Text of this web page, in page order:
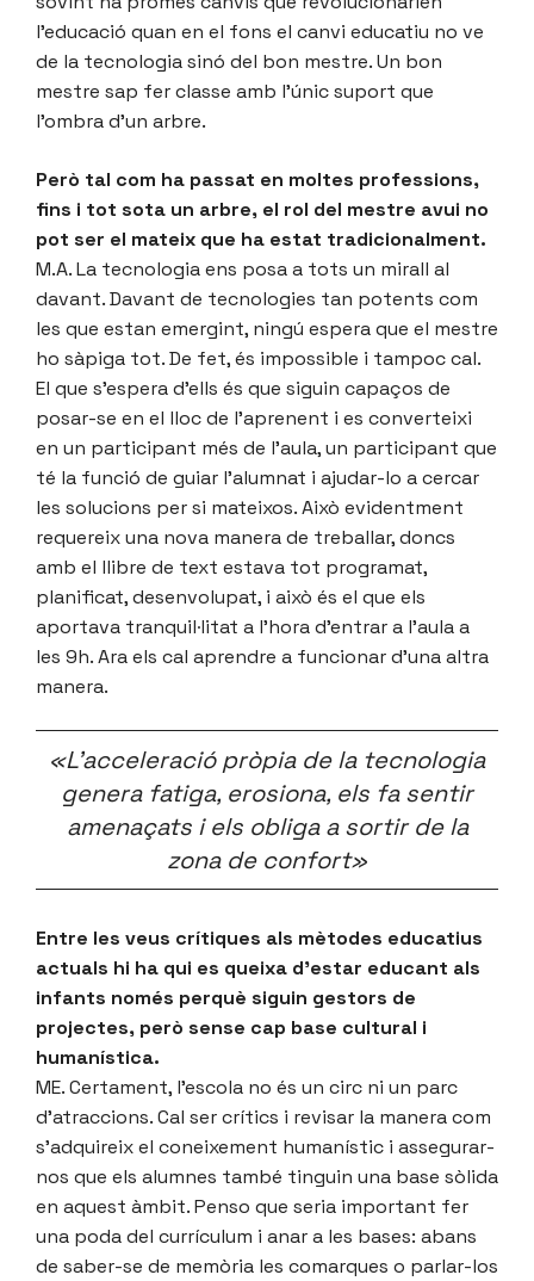
l’educació quan en el fons el canvi educatiu no ve
de la tecnologia sinó del bon mestre. Un bon
mestre sap fer classe amb l’únic suport que
l’ombra d’un arbre.
Però tal com ha passat en moltes professions,
fins i tot sota un arbre, el rol del mestre avui no
pot ser el mateix que ha estat tradicionalment.
M.A. La tecnologia ens posa a tots un mirall al
davant. Davant de tecnologies tan potents com
les que estan emergint, ningú espera que el mestre
ho sàpiga tot. De fet, és impossible i tampoc cal.
El que s’espera d’ells és que siguin capaços de
posar-se en el lloc de l’aprenent i es converteixi
en un participant més de l’aula, un participant que
té la funció de guiar l’alumnat i ajudar-lo a cercar
les solucions per si mateixos. Això evidentment
requereix una nova manera de treballar, doncs
amb el llibre de text estava tot programat,
planificat, desenvolupat, i això és el que els
aportava tranquil·litat a l’hora d’entrar a l’aula a
les 9h. Ara els cal aprendre a funcionar d’una altra
manera.
«L’acceleració pròpia de la tecnologia
genera fatiga, erosiona, els fa sentir
amenaçats i els obliga a sortir de la
zona de confort»
Entre les veus crítiques als mètodes educatius
actuals hi ha qui es queixa d’estar educant als
infants només perquè siguin gestors de
projectes, però sense cap base cultural i
humanística.
ME. Certament, l’escola no és un circ ni un parc
d’atraccions. Cal ser crítics i revisar la manera com
s’adquireix el coneixement humanístic i assegurar-
nos que els alumnes també tinguin una base sòlida
en aquest àmbit. Penso que seria important fer
una poda del currículum i anar a les bases: abans
de saber-se de memòria les comarques o parlar-los